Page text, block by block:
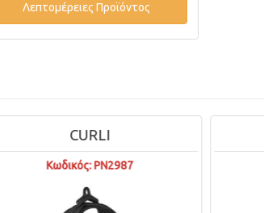
Λεπτομέρειες Προϊόντος
CURLI
Κωδικός: PN2987